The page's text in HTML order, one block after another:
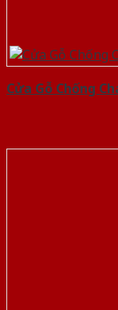
Cửa Gỗ Chống